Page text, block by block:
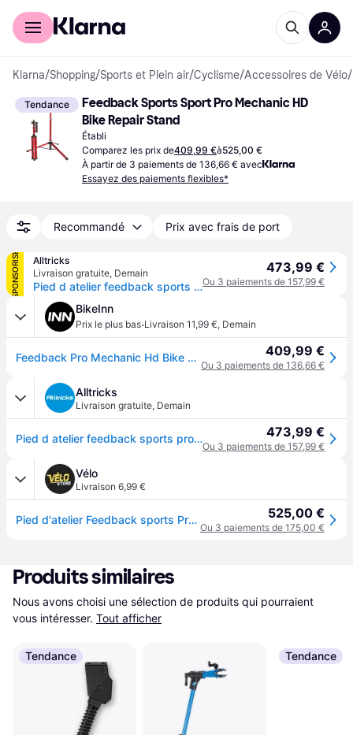
Acheter avec Klarna
Klarna/Shopping/Sports et Plein air/Cyclisme/Accessoires de Vélo/
Tendance
Feedback Sports Sport Pro Mechanic HD
Bike Repair Stand
Établi
Comparez les prix de409,99 €à525,00 €
À partir de 3 paiements de 136,66 € avec
Essayez des paiements flexibles*
Recommandé Prix avec frais de port
SPONSORISÉ
Alltricks
Livraison gratuite, Demain
Pied d atelier feedback sports pro mechanic hd
473,99 €
Ou 3 paiements de 157,99 €
BikeInn
Prix le plus bas·Livraison 11,99 €, Demain
Feedback Pro Mechanic Hd Bike Repair Stand Argenté 409,99 €
Ou 3 paiements de 136,66 €
Alltricks
Livraison gratuite, Demain
Pied d atelier feedback sports pro mechanic hd 473,99 €
Ou 3 paiements de 157,99 €
Vélo
Livraison 6,99 €
Pied d'atelier Feedback sports Pro Mechanic HD - Rouge 525,00 €
Ou 3 paiements de 175,00 €
Produits similaires
Nous avons choisi une sélection de produits qui pourraient
vous intéresser. Tout afficher
Tendance Tendance